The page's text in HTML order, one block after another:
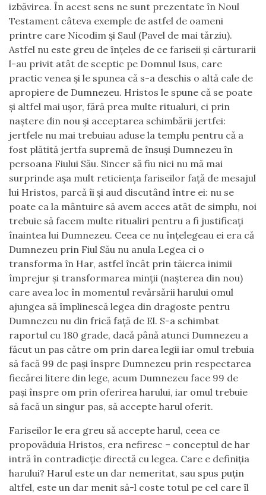
izbăvirea. În acest sens ne sunt prezentate în Noul
Testament câteva exemple de astfel de oameni
printre care Nicodim și Saul (Pavel de mai tărziu).
Astfel nu este greu de înțeles de ce fariseii și cărturarii
l-au privit atât de sceptic pe Domnul Isus, care
practic venea și le spunea că s-a deschis o altă cale de
apropiere de Dumnezeu. Hristos le spune că se poate
și altfel mai ușor, fără prea multe ritualuri, ci prin
naștere din nou și acceptarea schimbării jertfei:
jertfele nu mai trebuiau aduse la templu pentru că a
fost plătită jertfa supremă de însuși Dumnezeu în
persoana Fiului Său. Sincer să fiu nici nu mă mai
surprinde așa mult reticiența fariseilor față de mesajul
lui Hristos, parcă îi și aud discutând între ei: nu se
poate ca la mântuire să avem acces atât de simplu, noi
trebuie să facem multe ritualiri pentru a fi justificați
înaintea lui Dumnezeu. Ceea ce nu înțelegeau ei era că
Dumnezeu prin Fiul Său nu anula Legea ci o
transforma în Har, astfel încât prin tăierea inimii
împrejur și transformarea minții (nașterea din nou)
care avea loc în momentul revărsării harului omul
ajungea să împlinescă legea din dragoste pentru
Dumnezeu nu din frică față de El. S-a schimbat
raportul cu 180 grade, dacă până atunci Dumnezeu a
făcut un pas către om prin darea legii iar omul trebuia
să facă 99 de pași înspre Dumnezeu prin respectarea
fiecărei litere din lege, acum Dumnezeu face 99 de
pași înspre om prin oferirea harului, iar omul trebuie
să facă un singur pas, să accepte harul oferit.
Fariseilor le era greu să accepte harul, ceea ce
propovăduia Hristos, era nefiresc – conceptul de har
intră în contradicție directă cu legea. Care e definiția
harului? Harul este un dar nemeritat, sau spus puțin
altfel, este un dar menit să-l coste totul pe cel care îl